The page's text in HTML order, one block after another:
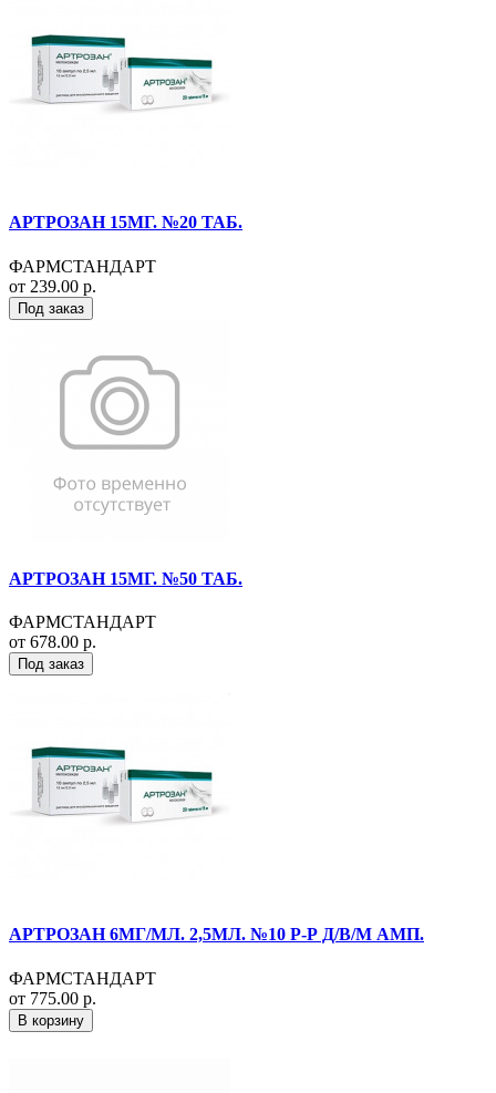
АРТРОЗАН 15МГ. №20 ТАБ.
ФАРМСТАНДАРТ
от 239.00 р.
Под заказ
АРТРОЗАН 15МГ. №50 ТАБ.
ФАРМСТАНДАРТ
от 678.00 р.
Под заказ
АРТРОЗАН 6МГ/МЛ. 2,5МЛ. №10 Р-Р Д/В/М АМП.
ФАРМСТАНДАРТ
от 775.00 р.
В корзину